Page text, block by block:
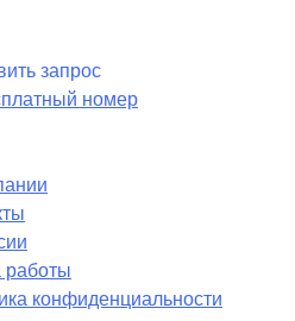
запрос
номер
конфиденциальности